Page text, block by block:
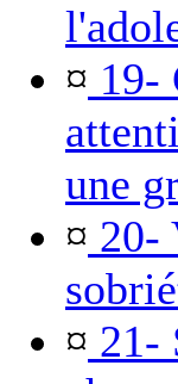
¤ 19-
une
¤ 20-
¤ 21-